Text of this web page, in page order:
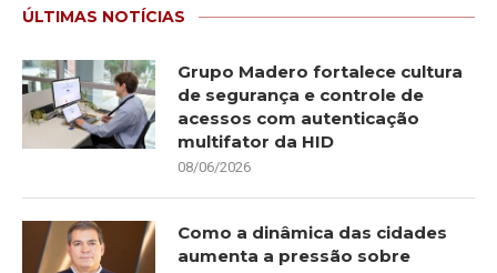
ÚLTIMAS NOTÍCIAS
Grupo Madero fortalece cultura
de segurança e controle de
acessos com autenticação
multifator da HID
08/06/2026
Como a dinâmica das cidades
aumenta a pressão sobre